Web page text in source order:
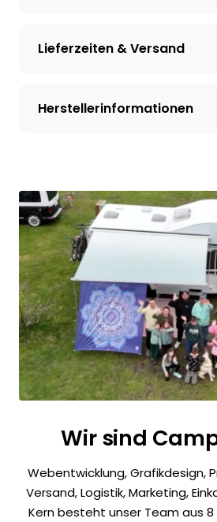
Das gesamte Kissen ist zudem
Lieferzeiten & Versand
Herstellerinformationen
Wir sind
Webentwicklung, Grafikdesign,
Versand, Logistik, Marketing,
Kern besteht unser Team aus